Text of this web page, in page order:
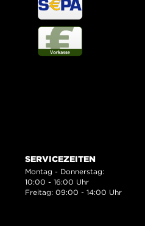
SERVICEZEITEN
Montag - Donnerstag:
10:00 - 16:00 Uhr
Freitag: 09:00 - 14:00 Uhr